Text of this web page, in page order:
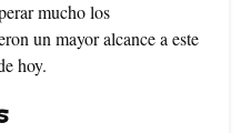
mucho los
un mayor alcance a este
hoy.